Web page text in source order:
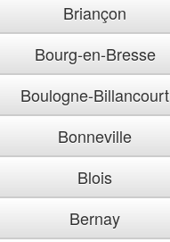
Briançon
Bourg-en-Bresse
Boulogne-Billancourt
Bonneville
Blois
Bernay